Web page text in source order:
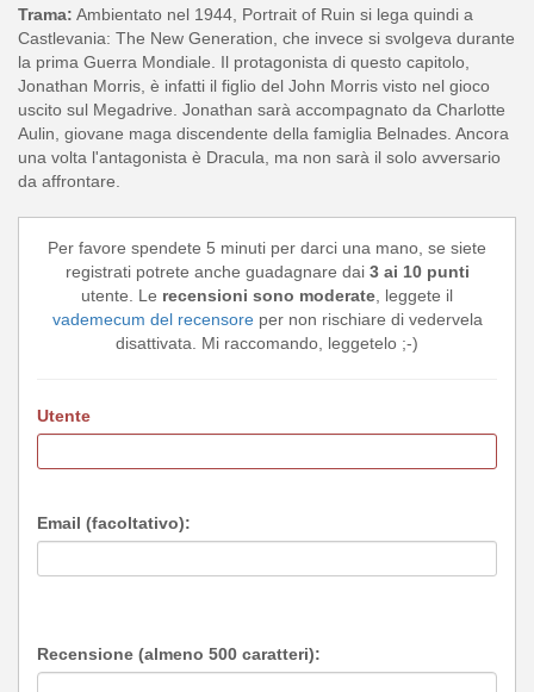
Trama: Ambientato nel 1944, Portrait of Ruin si lega quindi a
Castlevania: The New Generation, che invece si svolgeva durante
la prima Guerra Mondiale. Il protagonista di questo capitolo,
Jonathan Morris, è infatti il figlio del John Morris visto nel gioco
uscito sul Megadrive. Jonathan sarà accompagnato da Charlotte
Aulin, giovane maga discendente della famiglia Belnades. Ancora
una volta l'antagonista è Dracula, ma non sarà il solo avversario
da affrontare.
Per favore spendete 5 minuti per darci una mano, se siete
registrati potrete anche guadagnare dai 3 ai 10 punti
utente. Le recensioni sono moderate, leggete il
vademecum del recensoreper non rischiare di vedervela
disattivata. Mi raccomando, leggetelo ;-)
Utente
Email (facoltativo):
Recensione (almeno 500 caratteri):